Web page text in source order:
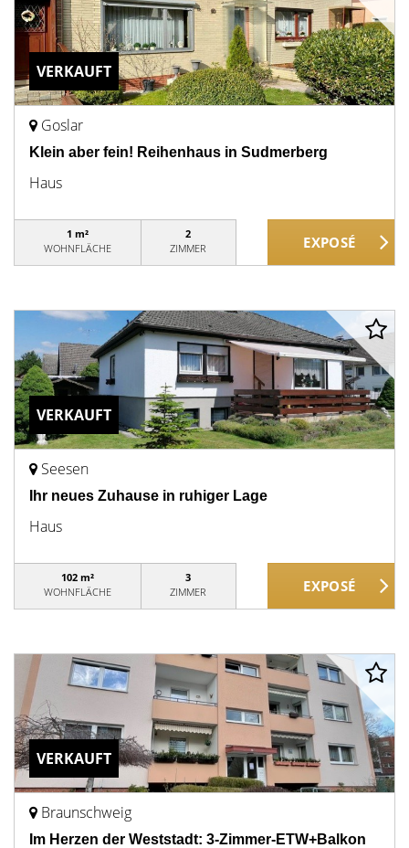
VERKAUFT
Goslar
Klein aber fein! Reihenhaus in Sudmerberg
Haus
1 m²
WOHNFLÄCHE
2
ZIMMER
VERKAUFT
Seesen
Ihr neues Zuhause in ruhiger Lage
Haus
102 m²
WOHNFLÄCHE
3
ZIMMER
VERKAUFT
Braunschweig
Im Herzen der Weststadt: 3-Zimmer-ETW+Balkon